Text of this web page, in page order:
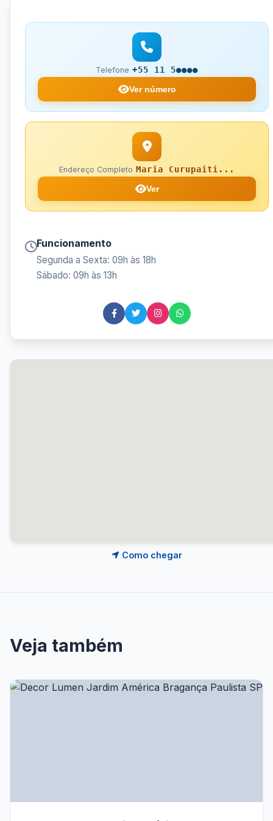
Telefone +55 11 5●●●●
Ver número
Endereço Completo Maria Curupaiti...
Ver
Funcionamento
Segunda a Sexta: 09h às 18h
Sábado: 09h às 13h
Como chegar
Veja também